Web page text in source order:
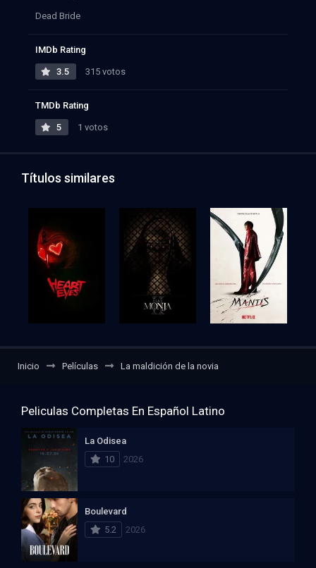
Dead Bride
IMDb Rating
3.5 315 votos
TMDb Rating
5 1 votos
Títulos similares
Inicio Películas La maldición de la novia
Peliculas Completas En Español Latino
La Odisea
10
2026
Boulevard
5.2
2026